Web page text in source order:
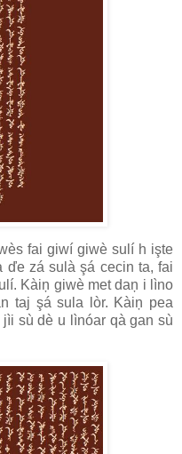
fai giwí giwè sulí h işte
ďe zá sulà şá cecin ta, fai
Kàiņ giwè met daņ i lìno
taj şá sula lòr. Kàiņ pea
sù dè u lìnóar qà gan sù